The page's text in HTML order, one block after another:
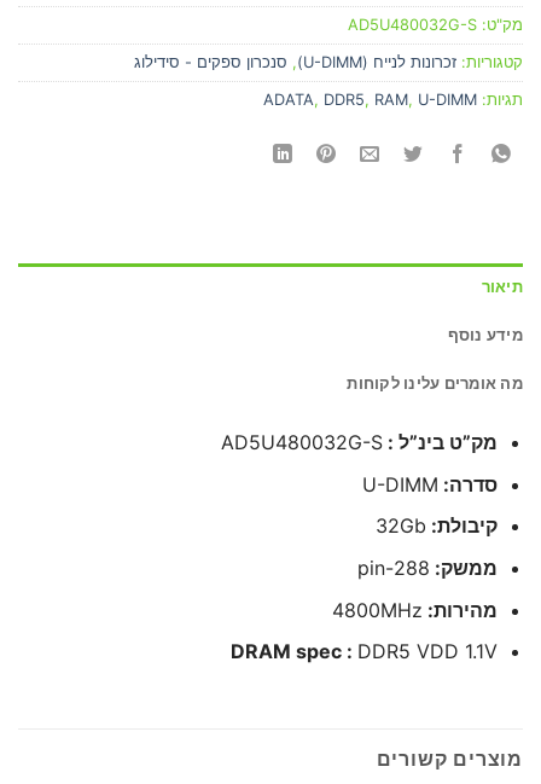
מק"ט: AD5U480032G-S
קטגוריות: זכרונות לנייח (U-DIMM) , סנכרון ספקים - סידילוג
תגיות: ADATA, DDR5, RAM, U-DIMM
תיאור
מידע נוסף
מה אומרים עלינו לקוחות
מק”ט בינ”ל : AD5U480032G-S
סדרה: U-DIMM
קיבולת: 32Gb
ממשק: 288-pin
מהירות: 4800MHz
DRAM spec : DDR5 VDD 1.1V
מוצרים קשורים